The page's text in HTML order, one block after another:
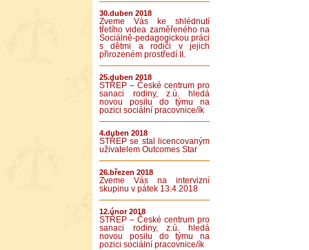
30.duben 2018
Zveme Vás ke shlédnutí
třetího videa zaměřeného na
Sociálně-pedagogickou práci
s dětmi a rodiči v jejich
přirozeném prostředí II.
25.duben 2018
STŘEP – České centrum pro
sanaci rodiny, z.ú. hledá
novou posilu do týmu na
pozici sociální pracovnice/ík
4.duben 2018
STŘEP se stal licencovaným
uživatelem Outcomes Star
26.březen 2018
Zveme Vás na intervizní
skupinu v pátek 13.4.2018
12.únor 2018
STŘEP – České centrum pro
sanaci rodiny, z.ú. hledá
novou posilu do týmu na
pozici sociální pracovnice/ík